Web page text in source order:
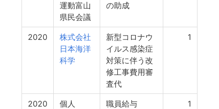
運動富山
県民会議
の助成
2020
株式会社
日本海洋
科学
新型コロナウ
イルス感染症
対策に伴う改
修工事費用審
査代
1
2020 個人 職員給与 1